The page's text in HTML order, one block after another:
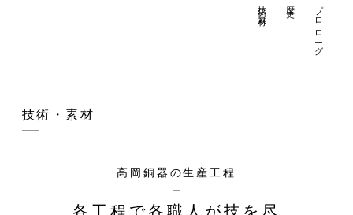
合わせ
プロローグ
技術・素材
技術・素材
高岡銅器の生産工程
各工程で各職人が技を尽